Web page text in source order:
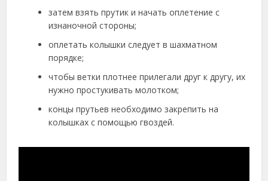
затем взять прутик и начать оплетение с
изнаночной стороны;
оплетать колышки следует в шахматном
порядке;
чтобы ветки плотнее прилегали друг к другу, их
нужно простукивать молотком;
концы прутьев необходимо закрепить на
колышках с помощью гвоздей.